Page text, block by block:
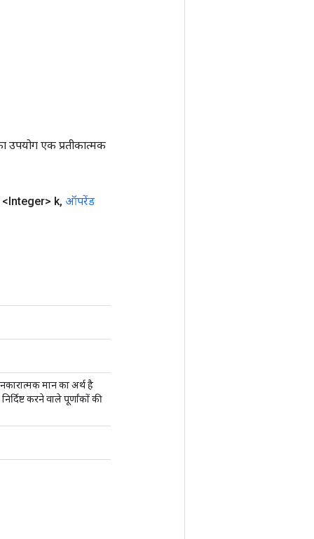
एक प्रतीकात्मक
<Integer> k, ऑपरेंड
मान का अर्थ है
करने वाले पूर्णांकों की